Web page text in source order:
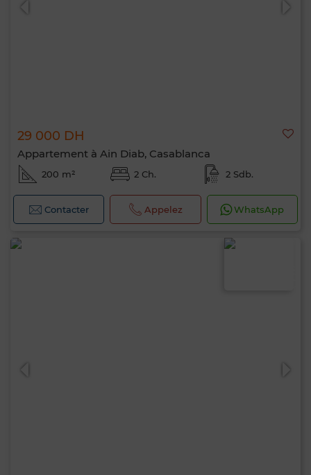
29 000 DH
Appartement à Ain Diab, Casablanca
200 m² 2 Ch. 2 Sdb.
Contacter Appelez WhatsApp